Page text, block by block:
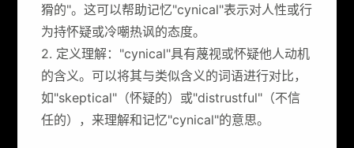
猾的"。这可以帮助记忆"cynical"表示对人性或行
为持怀疑或冷嘲热讽的态度。
2. 定义理解："cynical"具有蔑视或怀疑他人动机
的含义。可以将其与类似含义的词语进行对比，
如"skeptical"（怀疑的）或"distrustful"（不信
任的），来理解和记忆"cynical"的意思。